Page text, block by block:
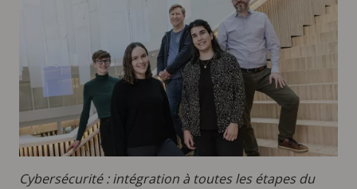
Cybersécurité : intégration à toutes les étapes du